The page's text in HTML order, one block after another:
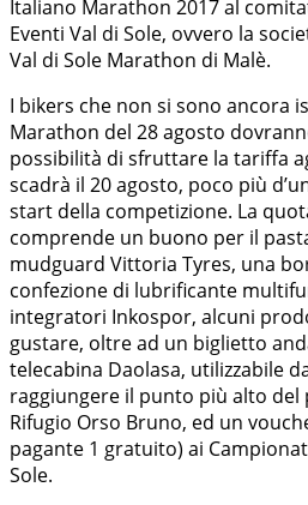
Italiano Marathon 2017 al
Eventi Val di Sole, ovvero la
Val di Sole Marathon di Malè.
I bikers che non si sono ancora
Marathon del 28 agosto
possibilità di sfruttare la tariffa
scadrà il 20 agosto, poco più
start della competizione. La
comprende un buono per il
mudguard Vittoria Tyres, una
confezione di lubrificante
integratori Inkospor, alcuni
gustare, oltre ad un biglietto
telecabina Daolasa, utilizzabile
raggiungere il punto più alto
Rifugio Orso Bruno, ed un
pagante 1 gratuito) ai
Sole.